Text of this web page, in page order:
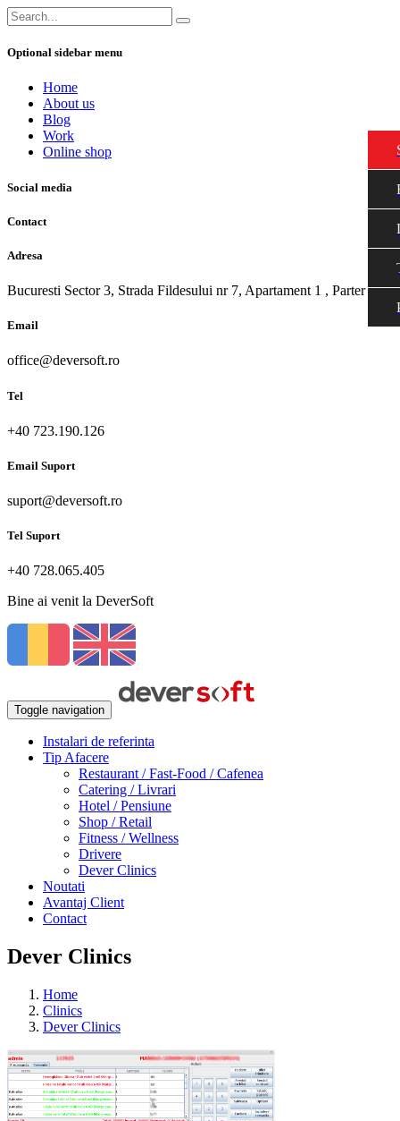
Optional sidebar menu
Home
About us
Blog
Work
Online shop
Social media
Contact
Adresa
Bucuresti Sector 3, Strada Fildesului nr 7, Apartament 1 , Parter
Email
office@deversoft.ro
Tel
+40 723.190.126
Email Suport
suport@deversoft.ro
Tel Suport
+40 728.065.405
Bine ai venit la DeverSoft
Toggle navigation
Instalari de referinta
Tip Afacere
Restaurant / Fast-Food / Cafenea
Catering / Livrari
Hotel / Pensiune
Shop / Retail
Fitness / Wellness
Drivere
Dever Clinics
Noutati
Avantaj Client
Contact
Dever Clinics
Home
Clinics
Dever Clinics